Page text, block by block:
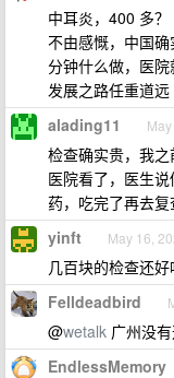
中耳炎，400 多？
不由感慨，中国
分钟什么做，医
发展之路任重道远
alading11
检查确实贵，我
医院看了，医生
药，吃完了再去
yinft May 16,
几百块的检查还
Felldeadbird
@wetalk 广州没
EndlessMemory